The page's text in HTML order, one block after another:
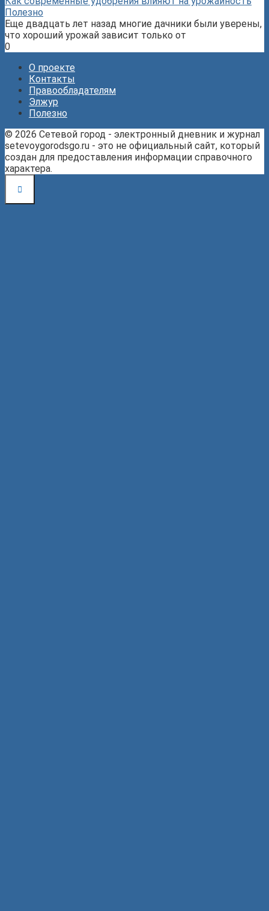
Полезно
Еще двадцать лет назад многие дачники были уверены,
что хороший урожай зависит только от
0
О проекте
Контакты
Правообладателям
Элжур
Полезно
© 2026 Сетевой город - электронный дневник и журнал
setevoygorodsgo.ru - это не официальный сайт, который
создан для предоставления информации справочного
характера.